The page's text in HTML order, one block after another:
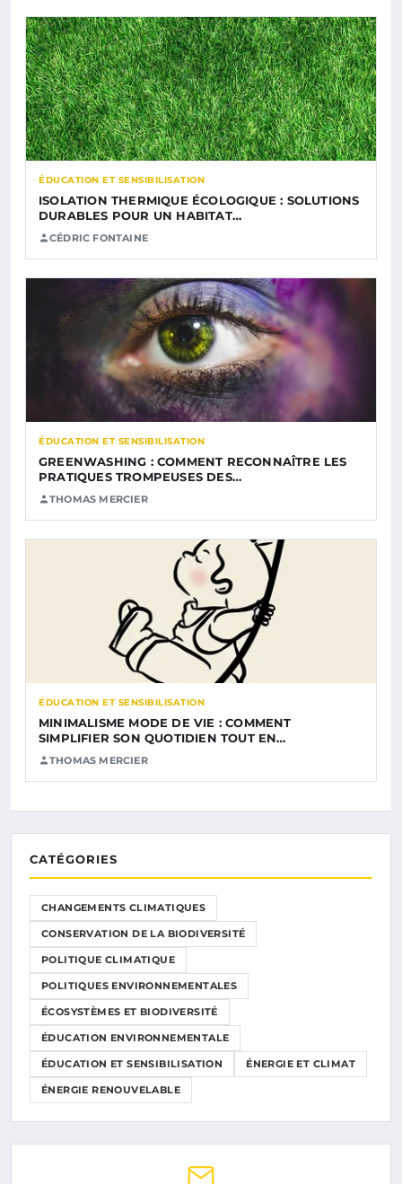
ÉDUCATION ET SENSIBILISATION
ISOLATION THERMIQUE ÉCOLOGIQUE : SOLUTIONS
DURABLES POUR UN HABITAT…
CÉDRIC FONTAINE
ÉDUCATION ET SENSIBILISATION
GREENWASHING : COMMENT RECONNAÎTRE LES
PRATIQUES TROMPEUSES DES…
THOMAS MERCIER
ÉDUCATION ET SENSIBILISATION
MINIMALISME MODE DE VIE : COMMENT
SIMPLIFIER SON QUOTIDIEN TOUT EN…
THOMAS MERCIER
CATÉGORIES
CHANGEMENTS CLIMATIQUES
CONSERVATION DE LA BIODIVERSITÉ
POLITIQUE CLIMATIQUE
POLITIQUES ENVIRONNEMENTALES
ÉCOSYSTÈMES ET BIODIVERSITÉ
ÉDUCATION ENVIRONNEMENTALE
ÉDUCATION ET SENSIBILISATION ÉNERGIE ET CLIMAT
ÉNERGIE RENOUVELABLE